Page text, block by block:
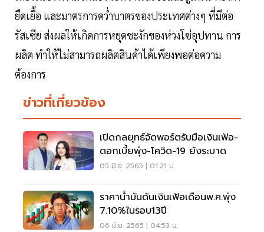
ยืดเยื้อ และมาตรการคว่ำบาตรของประเทศต่างๆ ที่มีต่อ
รัสเซีย ส่งผลให้เกิดการหยุดชะงักของห่วงโซ่อุปทาน การ
ผลิต ทำให้ไม่สามารถผลิตสินค้าได้เพียงพอต่อความ
ต้องการ
ข่าวที่เกี่ยวข้อง
เปิดกลยุทธ์จัดพอร์ตรับมือเงินเฟ้อ-
ดอกเบี้ยพุ่ง-โควิด-19 ยังระบาด
05 มิ.ย. 2565 | 01:21 น.
ราคาน้ำมันดันเงินเฟ้อเดือนพ.ค.พุ่ง
7.10%ในรอบ13ปี
06 มิ.ย. 2565 | 04:53 น.